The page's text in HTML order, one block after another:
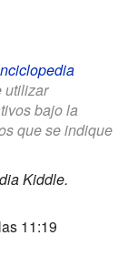
utilizar
bajo la
que se indique
Kiddle.
11:19